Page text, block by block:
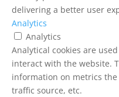
delivering a better user
Analytics
Analytics
Analytical cookies are
interact with the website.
information on metrics
traffic source, etc.